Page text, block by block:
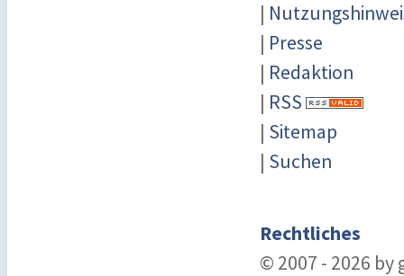
|
| Presse
| Redaktion
| RSS
| Sitemap
| Suchen
Rechtliches
© 2007 - 2026 by